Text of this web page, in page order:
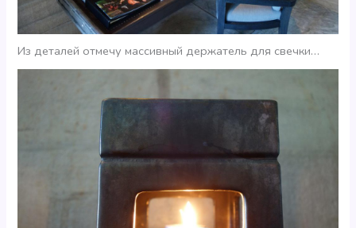
Из деталей отмечу массивный держатель для свечки…